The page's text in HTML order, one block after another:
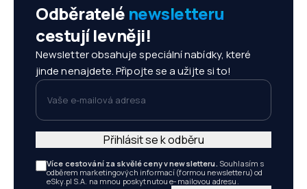
Odběratelé newsletteru
cestují levněji!
Newsletter obsahuje speciální nabídky, které
jinde nenajdete. Připojte se a užijte si to!
Vaše e-mailová adresa
Více cestování za skvělé ceny v newsletteru. Souhlasím s
odběrem marketingových informací (formou newsletteru) od
eSky.pl S.A. na mnou poskytnutou e-mailovou adresu.
Přihlásit se k odběru